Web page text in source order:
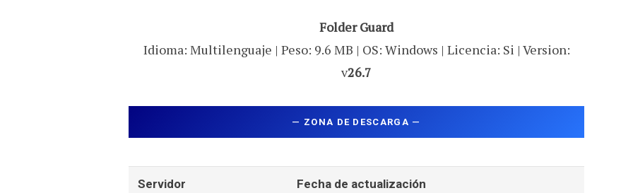
Folder Guard
Idioma: Multilenguaje | Peso: 9.6 MB | OS: Windows | Licencia: Si | Version:
v26.7
— ZONA DE DESCARGA —
Servidor Fecha de actualización